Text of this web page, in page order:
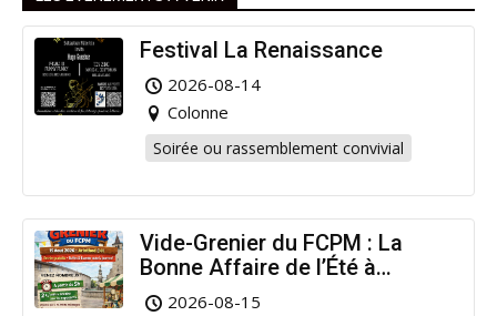
Festival La Renaissance
2026-08-14
Colonne
Soirée ou rassemblement convivial
Vide-Grenier du FCPM : La
Bonne Affaire de l’Été à
Arinthod !
2026-08-15